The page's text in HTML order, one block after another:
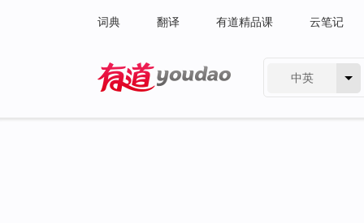
词典 翻译 有道精品课 云笔记
中英